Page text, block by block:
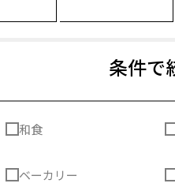
条件で
和食
ベーカリー